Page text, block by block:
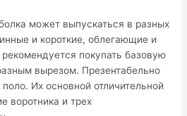
может выпускаться в разных
и короткие, облегающие и
покупать базовую
вырезом. Презентабельно
Их основной отличительной
воротника и трех